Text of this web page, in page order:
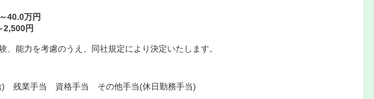
40.0万円
2,500円
、能力を考慮のうえ、同社規定により決定いたします。
) 残業手当 資格手当 その他手当(休日勤務手当)